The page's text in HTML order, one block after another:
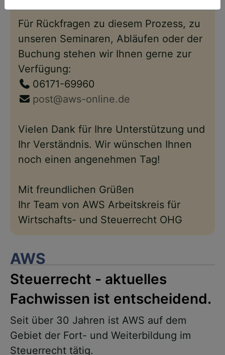
Für Rückfragen zu diesem Prozess, zu
unseren Seminaren, Abläufen oder der
Buchung stehen wir Ihnen gerne zur
Verfügung:
06171-69960
post@aws-online.de
Vielen Dank für Ihre Unterstützung und
Ihr Verständnis. Wir wünschen Ihnen
noch einen angenehmen Tag!
Mit freundlichen Grüßen
Ihr Team von AWS Arbeitskreis für
Wirtschafts- und Steuerrecht OHG
AWS
Steuerrecht - aktuelles
Fachwissen ist entscheidend.
Seit über 30 Jahren ist AWS auf dem
Gebiet der Fort- und Weiterbildung im
Steuerrecht tätig.